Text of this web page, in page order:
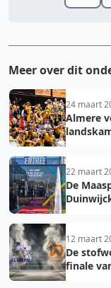
Meer over dit
24 maart
Almere
22 maart
De
12 maart
De
finale